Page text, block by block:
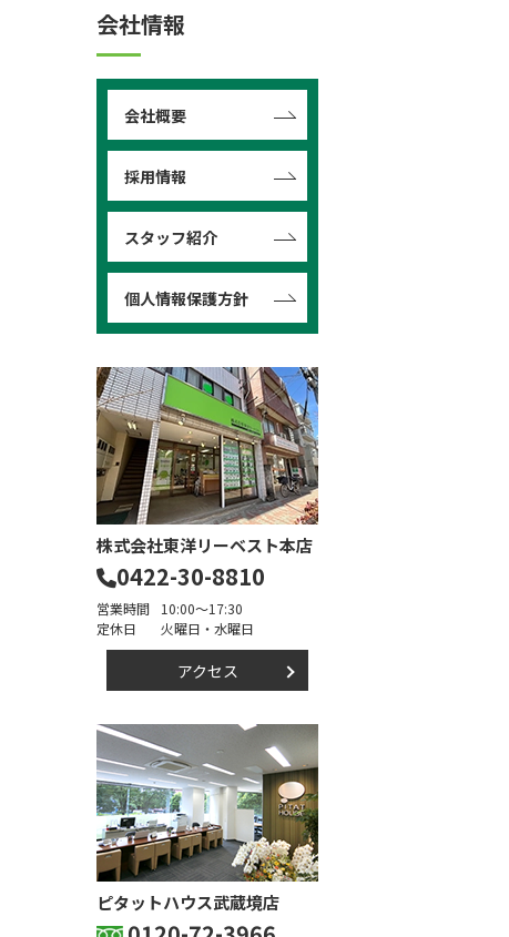
会社情報
会社概要
採用情報
スタッフ紹介
個人情報保護方針
株式会社東洋リーベスト本店
0422-30-8810
営業時間
10:00～17:30
定休日
火曜日・水曜日
アクセス
ピタットハウス武蔵境店